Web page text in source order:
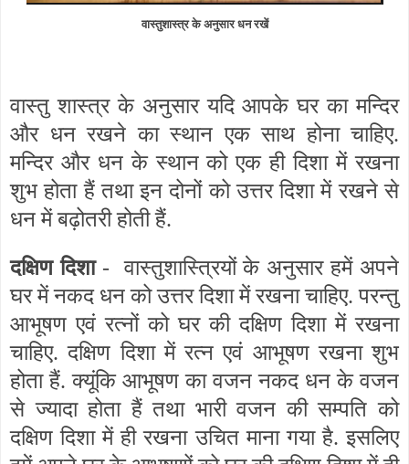
वास्तुशास्त्र के अनुसार धन रखें
वास्तु शास्त्र के अनुसार यदि आपके घर का मन्दिर
और धन रखने का स्थान एक साथ होना चाहिए.
मन्दिर और धन के स्थान को एक ही दिशा में रखना
शुभ होता हैं तथा इन दोनों को उत्तर दिशा में रखने से
धन में बढ़ोतरी होती हैं.
दक्षिण दिशा- वास्तुशास्त्रियों के अनुसार हमें अपने
घर में नकद धन को उत्तर दिशा में रखना चाहिए. परन्तु
आभूषण एवं रत्नों को घर की दक्षिण दिशा में रखना
चाहिए. दक्षिण दिशा में रत्न एवं आभूषण रखना शुभ
होता हैं. क्यूंकि आभूषण का वजन नकद धन के वजन
से ज्यादा होता हैं तथा भारी वजन की सम्पति को
दक्षिण दिशा में ही रखना उचित माना गया है. इसलिए